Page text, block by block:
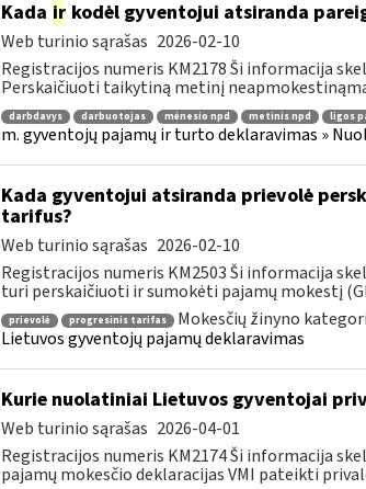
Kada irkodėl gyventojui atsiranda
Web turinio sąrašas 2026-02-10
Registracijos numeris KM2178 Ši informacija
Perskaičiuoti taikytiną metinį
darbdavys darbuotojas mėnesio npd metinis npd ligos
m. gyventojų pajamų ir turto deklaravimas »
Kada gyventojui atsiranda prievolė
tarifus?
Web turinio sąrašas 2026-02-10
Registracijos numeris KM2503 Ši informacija
turi perskaičiuoti ir sumokėti pajamų mokestį
prievolė progresinis tarifas Mokesčių žinyno
Lietuvos gyventojų pajamų deklaravimas
Kurie nuolatiniai Lietuvos gyventojai
Web turinio sąrašas 2026-04-01
Registracijos numeris KM2174 Ši informacija
pajamų mokesčio deklaracijas VMI pateikti